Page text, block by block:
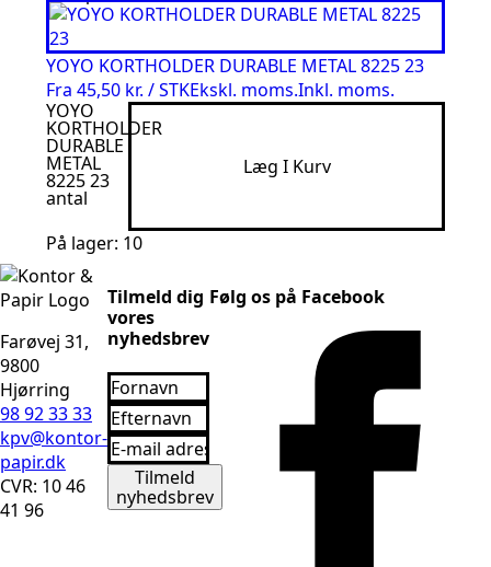
YOYO KORTHOLDER DURABLE METAL 8225 23
Fra 45,50 kr. / STKEkskl. moms.Inkl. moms.
YOYO
KORTHOLDER
DURABLE
METAL
8225 23
antal
Læg I Kurv
På lager: 10
Farøvej 31,
9800
Hjørring
98 92 33 33
kpv@kontor-
papir.dk
CVR: 10 46
41 96
Tilmeld dig
vores
nyhedsbrev
Fornavn
*
Efternavn
*
Email
*
Tilmeld
nyhedsbrev
Følg os på Facebook